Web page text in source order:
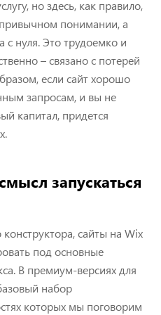
но здесь, как правило,
понимании, а
с нуля. Это трудоемко и
– связано с потерей
если сайт хорошо
запросам, и вы не
капитал, придется
запускаться
конструктора, сайты на Wix
под основные
В премиум-версиях для
набор
которых мы поговорим